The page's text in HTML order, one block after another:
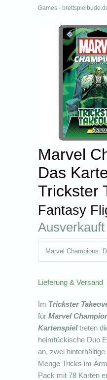
Games -
Marvel
Das
Trickster
Fantasy
Ausverkauft
Lieferung & Versand
Im Trickster
fürMarvel
Kartenspieltreten
heimtückische Duo
an, zwei
Menge Tricks im
Pack mit 78 Karten